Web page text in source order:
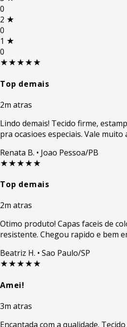
0
2 ★
0
1 ★
0
★★★★★
Top demais
2m atras
Lindo demais! Tecido firme,
pra ocasioes especiais. Vale muito
Renata B. • Joao Pessoa/PB
★★★★★
Top demais
2m atras
Otimo produto! Capas faceis de
resistente. Chegou rapido e bem
Beatriz H. • Sao Paulo/SP
★★★★★
Amei!
3m atras
Encantada com a qualidade.